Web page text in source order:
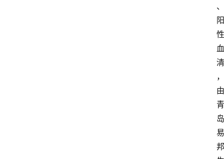
、
阳
性
血
清
，
由
青
岛
易
邦